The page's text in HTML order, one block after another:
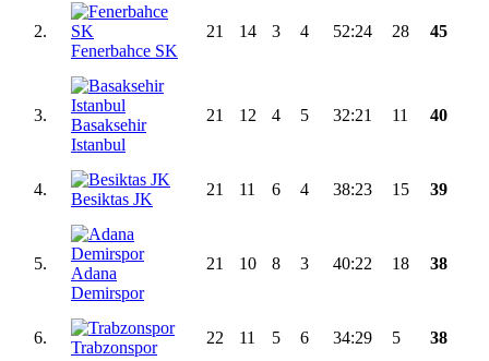
2.
Fenerbahce SK
21 14 3 4 52:24 28 45
3.
Basaksehir
Istanbul
21 12 4 5 32:21 11 40
4.
Besiktas JK
21 11 6 4 38:23 15 39
5.
Adana
Demirspor
21 10 8 3 40:22 18 38
6.
Trabzonspor
22 11 5 6 34:29 5 38